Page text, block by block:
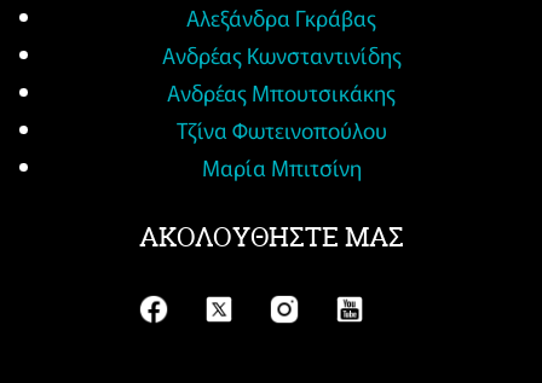
Αλεξάνδρα Γκράβας
Ανδρέας Κωνσταντινίδης
Ανδρέας Μπουτσικάκης
Τζίνα Φωτεινοπούλου
Μαρία Μπιτσίνη
ΑΚΟΛΟΥΘΗΣΤΕ ΜΑΣ